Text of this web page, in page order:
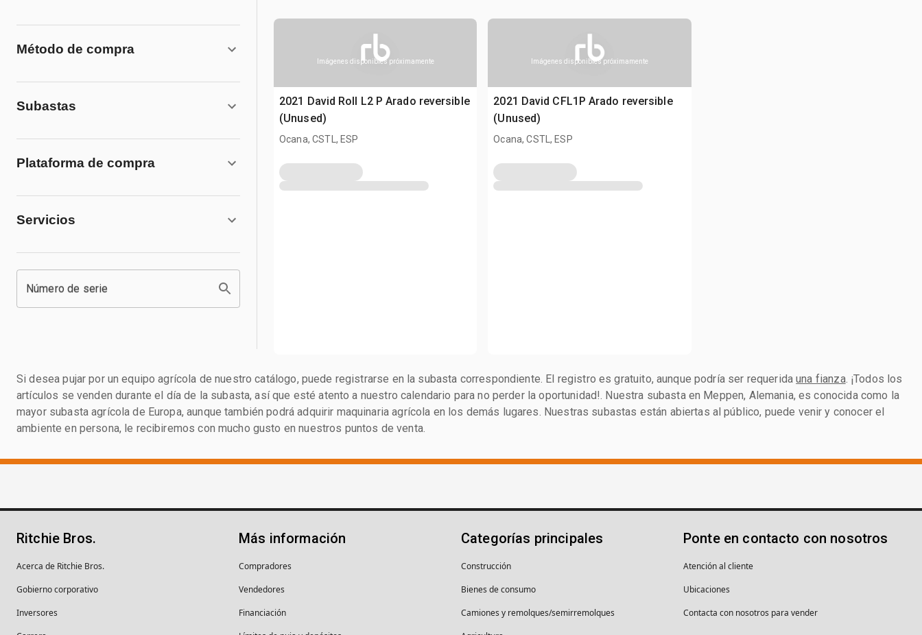
Método de compra
Subastas
Plataforma de compra
Servicios
Número de serie
Imágenes disponibles próximamente
2021 David Roll L2 P Arado reversible
(Unused)
Ocana, CSTL, ESP
Imágenes disponibles próximamente
2021 David CFL1P Arado reversible
(Unused)
Ocana, CSTL, ESP
Si desea pujar por un equipo agrícola de nuestro catálogo, puede registrarse en la subasta correspondiente. El registro es gratuito, aunque podría ser requeridauna fianza. ¡Todos los
artículos se venden durante el día de la subasta, así que esté atento a nuestro calendario para no perder la oportunidad!. Nuestra subasta en Meppen, Alemania, es conocida como la
mayor subasta agrícola de Europa, aunque también podrá adquirir maquinaria agrícola en los demás lugares. Nuestras subastas están abiertas al público, puede venir y conocer el
ambiente en persona, le recibiremos con mucho gusto en nuestros puntos de venta.
Ritchie Bros.
Acerca de Ritchie Bros.
Gobierno corporativo
Inversores
Más información
Compradores
Vendedores
Financiación
Categorías principales
Construcción
Bienes de consumo
Camiones y remolques/semirremolques
Ponte en contacto con nosotros
Atención al cliente
Ubicaciones
Contacta con nosotros para vender